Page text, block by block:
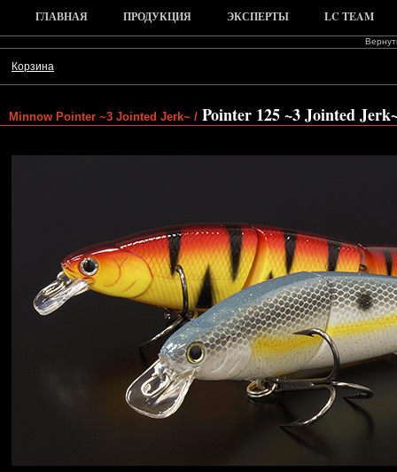
ГЛАВНАЯ ПРОДУКЦИЯ ЭКСПЕРТЫ LC TEAM
Корзина
Minnow Pointer ~3 Jointed Jerk~ / Pointer 125 ~3 Jointed